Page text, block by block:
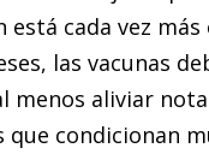
está cada vez más
las vacunas
menos aliviar
que condicionan